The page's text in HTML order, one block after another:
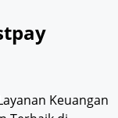
Keuangan